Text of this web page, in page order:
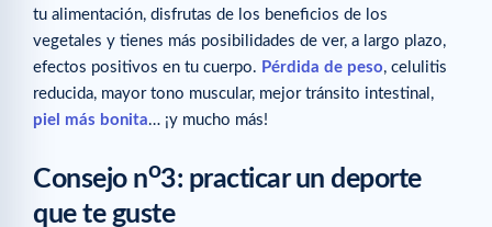
tu alimentación, disfrutas de los beneficios de los
vegetales y tienes más posibilidades de ver, a largo plazo,
efectos positivos en tu cuerpo. Pérdida de peso, celulitis
reducida, mayor tono muscular, mejor tránsito intestinal,
piel más bonita… ¡y mucho más!
Consejo no3: practicar un deporte
que te guste